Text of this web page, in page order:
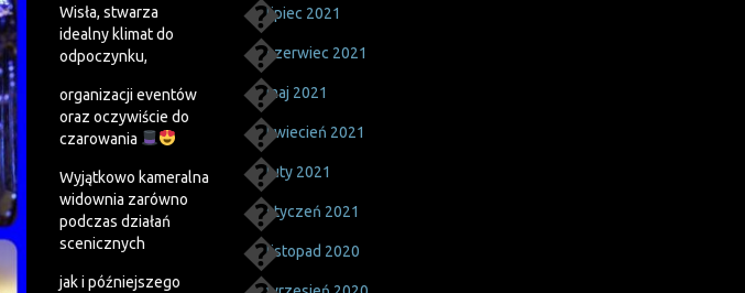
Wisła, stwarza
idealny klimat do
odpoczynku,
organizacji eventów
oraz oczywiście do
czarowania
Wyjątkowo kameralna
widownia zarówno
podczas działań
scenicznych
jak i późniejszego
lipiec 2021
czerwiec 2021
maj 2021
kwiecień 2021
luty 2021
styczeń 2021
listopad 2020